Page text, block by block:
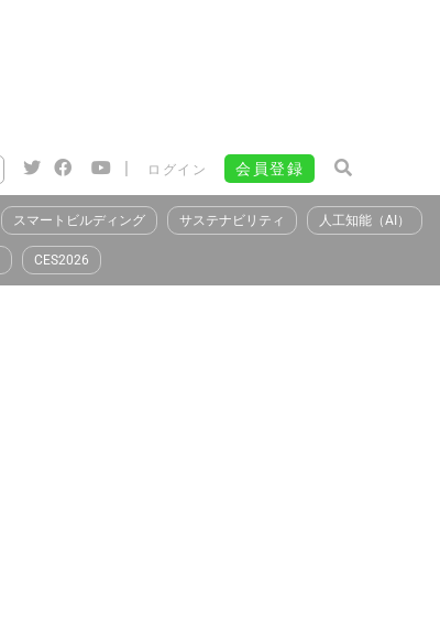
| ログイン 会員登録
スマートビルディング サステナビリティ 人工知能（AI）
CES2026